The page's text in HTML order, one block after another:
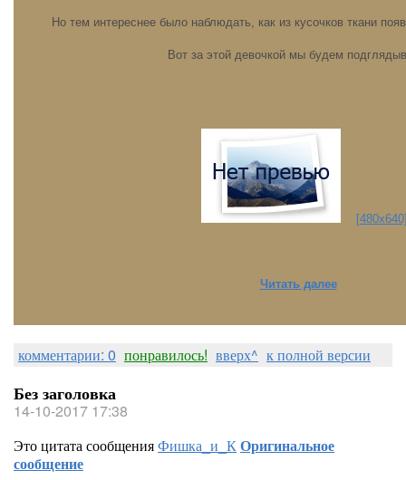
Но тем интереснее было наблюдать, как из кусочков ткани
Вот за этой девочкой мы будем
Читать далее
комментарии: 0 понравилось! вверх^ к полной версии
Без заголовка
14-10-2017 17:38
Это цитата сообщенияФишка_и_КОригинальное
сообщение